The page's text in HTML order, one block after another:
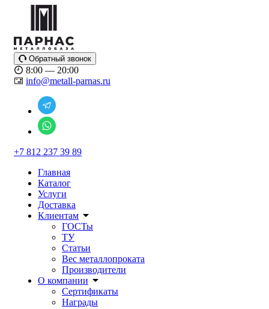
Обратный звонок
8:00 — 20:00
info@metall-parnas.ru
+7 812 237 39 89
Главная
Каталог
Услуги
Доставка
Клиентам
ГОСТы
ТУ
Статьи
Вес металлопроката
Производители
О компании
Сертификаты
Награды